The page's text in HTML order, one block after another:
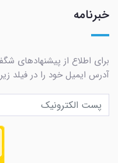
خبرنامه
برای اطلاع از پیشنهادهای
آدرس ایمیل خود را در فیلد